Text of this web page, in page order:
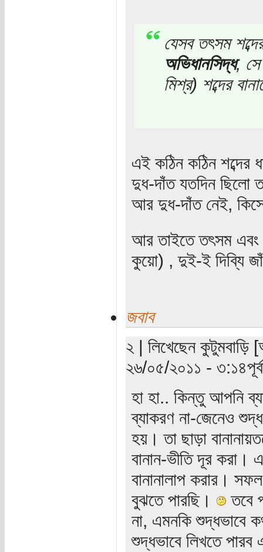
যেসব তৎসম
অভিধানসিদ্ধ, সে
মিশ্র) শব্দের
এই কঠিন কঠিন শব্দের
দুধ-দাঁত যতদিন ছিলো
আর দুধ-দাঁত নেই,
আর তাইতে তৎসম
কুয়ো) , দুই-ই দিব্যি
জবাব
২ | লিখেছেন কুটুমবাড়ি
২৬/০৫/২০১১ -
হা হা.. কিন্তু আপনি
ব্যাকরণ না-জেনেও
হয়। তা ছাড়া
বানান-ভীতি দূর করা।
বানানালাপ করার।
বুঝতে পারছি।
তবে
না, এমনকি শুদ্ধভাবে
শুদ্ধভাবে লিখতে